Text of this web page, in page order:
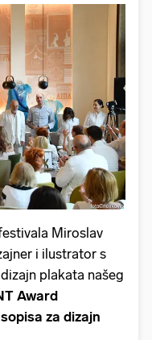
Miroslav
i ilustrator s
plakata našeg
Award
za dizajn